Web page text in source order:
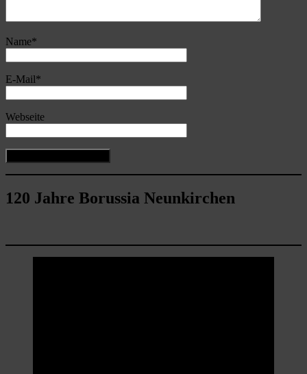
Name*
E-Mail*
Webseite
120 Jahre Borussia Neunkirchen